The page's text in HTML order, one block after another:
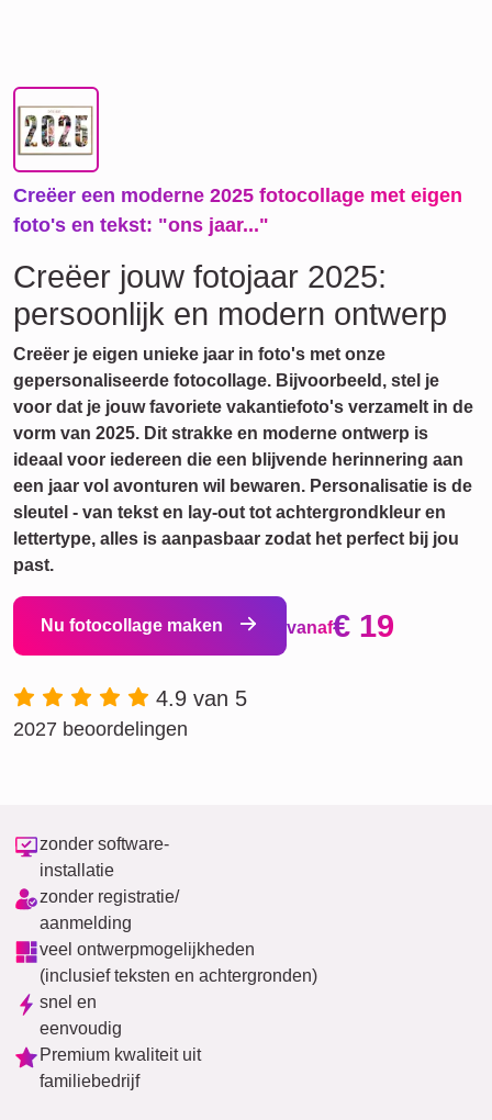
Creëer een moderne 2025 fotocollage met eigen
foto's en tekst: "ons jaar..."
Creëer jouw fotojaar 2025:
persoonlijk en modern ontwerp
Creëer je eigen unieke jaar in foto's met onze
gepersonaliseerde fotocollage. Bijvoorbeeld, stel je
voor dat je jouw favoriete vakantiefoto's verzamelt in de
vorm van 2025. Dit strakke en moderne ontwerp is
ideaal voor iedereen die een blijvende herinnering aan
een jaar vol avonturen wil bewaren. Personalisatie is de
sleutel - van tekst en lay-out tot achtergrondkleur en
lettertype, alles is aanpasbaar zodat het perfect bij jou
past.
Nu fotocollage maken vanaf€ 19
4.9 van 5
2027 beoordelingen
zonder software-
installatie
zonder registratie/
aanmelding
veel ontwerpmogelijkheden
(inclusief teksten en achtergronden)
snel en
eenvoudig
Premium kwaliteit uit
familiebedrijf